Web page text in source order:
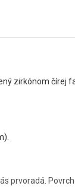
zirkónom čírej
prvoradá.